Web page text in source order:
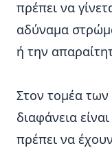
πρέπει να
αδύναμα
ή την
Στον τομέα
διαφάνεια
πρέπει να